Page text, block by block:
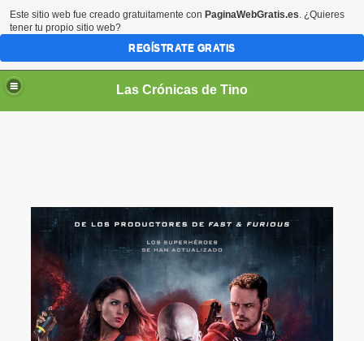
Las Crónicas de Tino
Este sitio web fue creado gratuitamente con PaginaWebGratis.es. ¿Quieres
tener tu propio sitio web?
REGÍSTRATE GRATIS